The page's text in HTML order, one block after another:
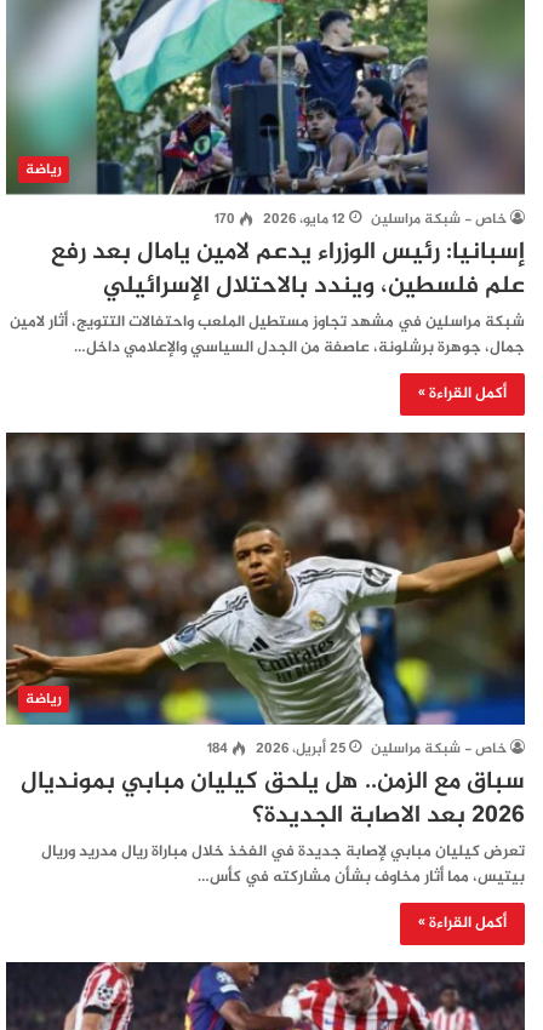
رياضة
خاص - شبكة مراسلين 12 مايو، 2026 170
إسبانيا: رئيس الوزراء يدعم لامين يامال بعد رفع
علم فلسطين، ويندد بالاحتلال الإسرائيلي
شبكة مراسلين في مشهد تجاوز مستطيل الملعب واحتفالات التتويج، أثار لامين
جمال، جوهرة برشلونة، عاصفة من الجدل السياسي والإعلامي داخل…
أكمل القراءة »
رياضة
خاص - شبكة مراسلين 25 أبريل، 2026 184
سباق مع الزمن.. هل يلحق كيليان مبابي بمونديال
2026 بعد الاصابة الجديدة؟
تعرض كيليان مبابي لإصابة جديدة في الفخذ خلال مباراة ريال مدريد وريال
بيتيس، مما أثار مخاوف بشأن مشاركته في كأس…
أكمل القراءة »